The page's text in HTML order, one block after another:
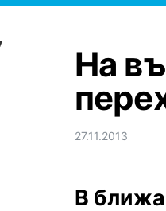
На
27.11.2013
В